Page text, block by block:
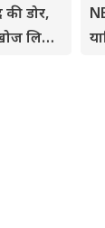
की डोर,
लिए